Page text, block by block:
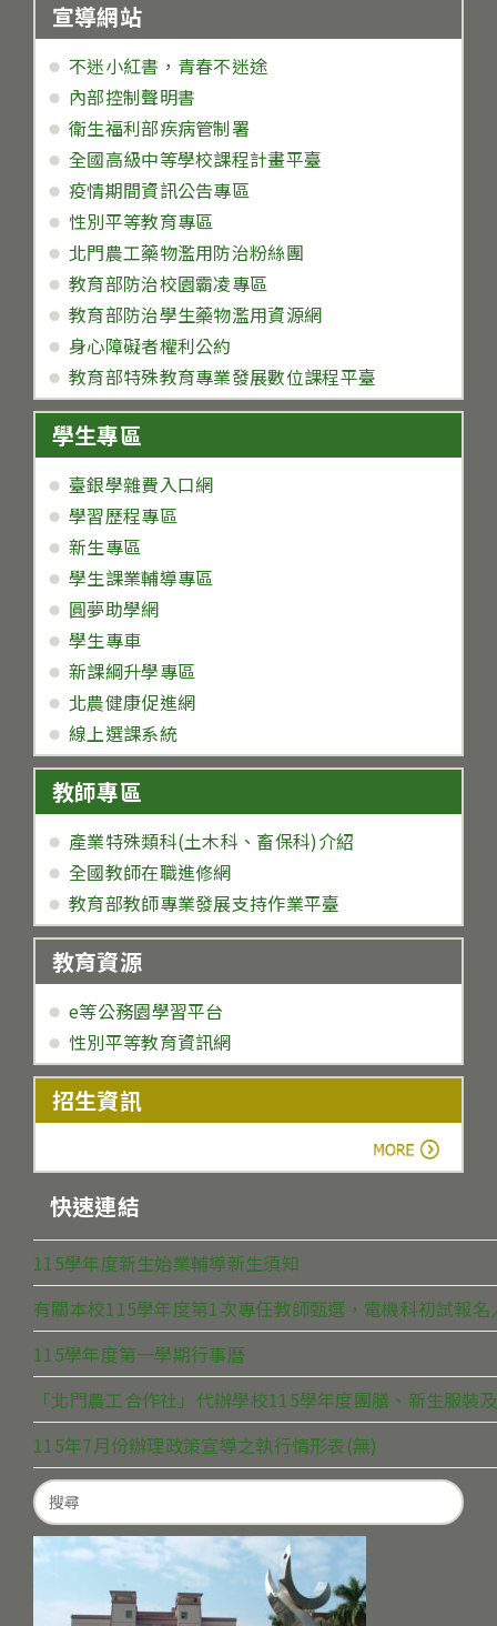
宣導網站
不迷小紅書，青春不迷途
內部控制聲明書
衛生福利部疾病管制署
全國高級中等學校課程計畫平臺
疫情期間資訊公告專區
性別平等教育專區
北門農工藥物濫用防治粉絲團
教育部防治校園霸凌專區
教育部防治學生藥物濫用資源網
身心障礙者權利公約
教育部特殊教育專業發展數位課程平臺
學生專區
臺銀學雜費入口網
學習歷程專區
新生專區
學生課業輔導專區
圓夢助學網
學生專車
新課綱升學專區
北農健康促進網
線上選課系統
教師專區
產業特殊類科(土木科、畜保科)介紹
全國教師在職進修網
教育部教師專業發展支持作業平臺
教育資源
e等公務園學習平台
性別平等教育資訊網
招生資訊
快速連結
115學年度新生始業輔導新生須知
有關本校115學年度第1次專任教師甄選，電機科初試報
115學年度第一學期行事曆
「北門農工合作社」代辦學校115學年度團膳、新生服裝
115年7月份辦理政策宣導之執行情形表(無)
Search
for: